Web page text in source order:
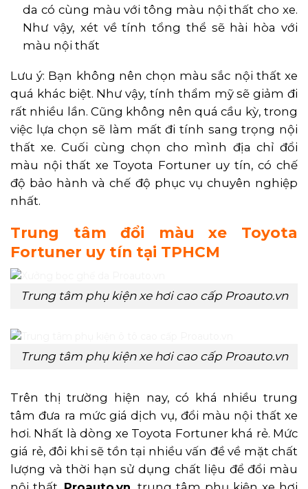
da có cùng màu với tông màu nội thất cho xe.
Như vậy, xét về tính tổng thể sẽ hài hòa với
màu nội thất
Lưu ý: Bạn không nên chọn màu sắc nội thất xe
quá khác biệt. Như vậy, tính thẩm mỹ sẽ giảm đi
rất nhiều lần. Cũng không nên quá cầu kỳ, trong
việc lựa chọn sẽ làm mất đi tính sang trọng nội
thất xe. Cuối cùng chọn cho mình địa chỉ đổi
màu nội thất xe Toyota Fortuner uy tín, có chế
độ bảo hành và chế độ phục vụ chuyên nghiệp
nhất.
Trung tâm đổi màu xe Toyota
Fortuner uy tín tại TPHCM
Trung tâm phụ kiện xe hơi cao cấp Proauto.vn
Trung tâm phụ kiện xe hơi cao cấp Proauto.vn
Trên thị trường hiện nay, có khá nhiều trung
tâm đưa ra mức giá dịch vụ, đổi màu nội thất xe
hơi. Nhất là dòng xe Toyota Fortuner khá rẻ. Mức
giá rẻ, đôi khi sẽ tồn tại nhiều vấn đề về mặt chất
lượng và thời hạn sử dụng chất liệu để đổi màu